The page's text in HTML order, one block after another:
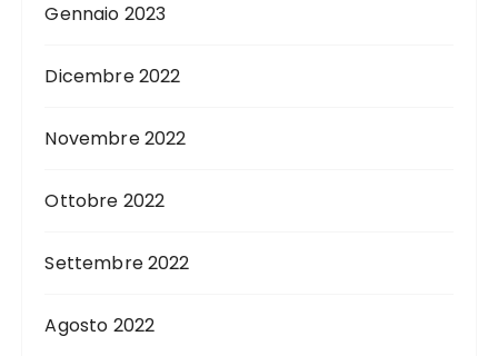
Gennaio 2023
Dicembre 2022
Novembre 2022
Ottobre 2022
Settembre 2022
Agosto 2022